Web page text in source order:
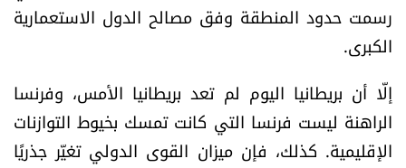
صحّة وصحن
منوّعات
رسمت حدود المنطقة وفق مصالح الدول الاستعمارية
الكبرى.
إلّا أن بريطانيا اليوم لم تعد بريطانيا الأمس، وفرنسا
الراهنة ليست فرنسا التي كانت تمسك بخيوط التوازنات
الإقليمية. كذلك، فإن ميزان القوى الدولي تغيّر جذريًا